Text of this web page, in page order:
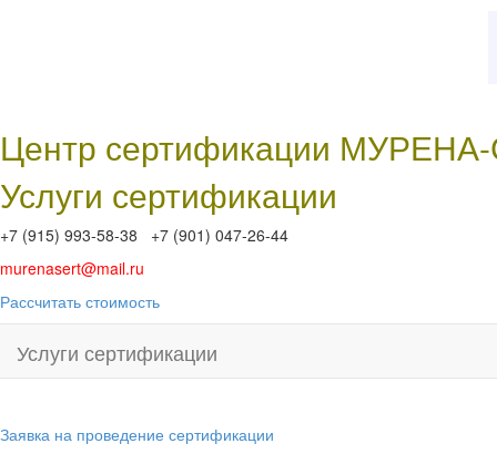
Центр сертификации
Услуги сертификации
+7 (915) 993-58-38 +7 (901) 047-26-44
murenasert@mail.ru
Рассчитать стоимость
Услуги сертификации
Заявка на проведение сертификации